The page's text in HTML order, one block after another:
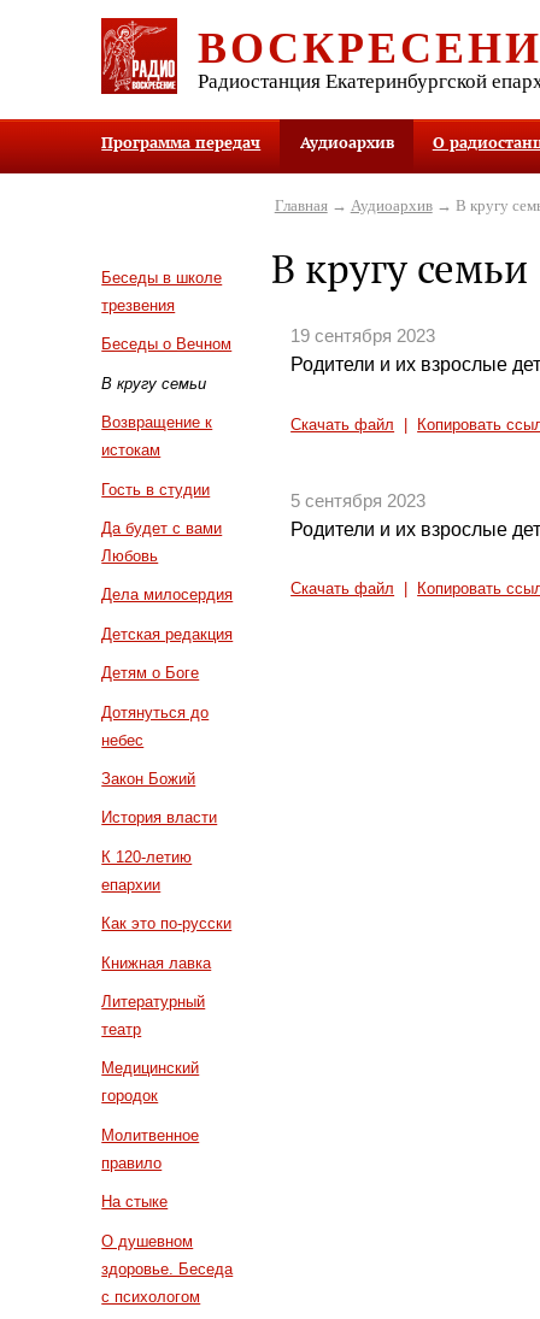
Радиостанция Екатеринбургской
Программа передач Аудиоархив О
Беседы в школе
трезвения
Беседы о Вечном
В кругу семьи
Возвращение к
истокам
Гость в студии
Да будет с вами
Любовь
Дела милосердия
Детская редакция
Детям о Боге
Дотянуться до
небес
Закон Божий
История власти
К 120-летию
епархии
Как это по-русски
Книжная лавка
Литературный
театр
Медицинский
городок
Молитвенное
правило
На стыке
О душевном
здоровье. Беседа
с психологом
Главная→ Аудиоархив→ В кругу
В кругу семьи
19 сентября 2023
Родители и их взрослые
Скачать файл Копировать
5 сентября 2023
Родители и их взрослые
Скачать файл Копировать